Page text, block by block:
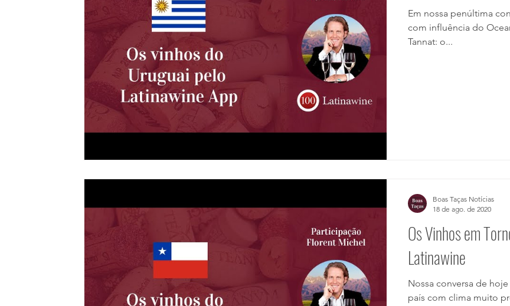
Em nossa penúltima
com influência do
Tannat: o...
Os Vinhos em
Latinawine
Nossa conversa de
país com clima muito
Boas Taças Notícias
18 de ago. de 2020